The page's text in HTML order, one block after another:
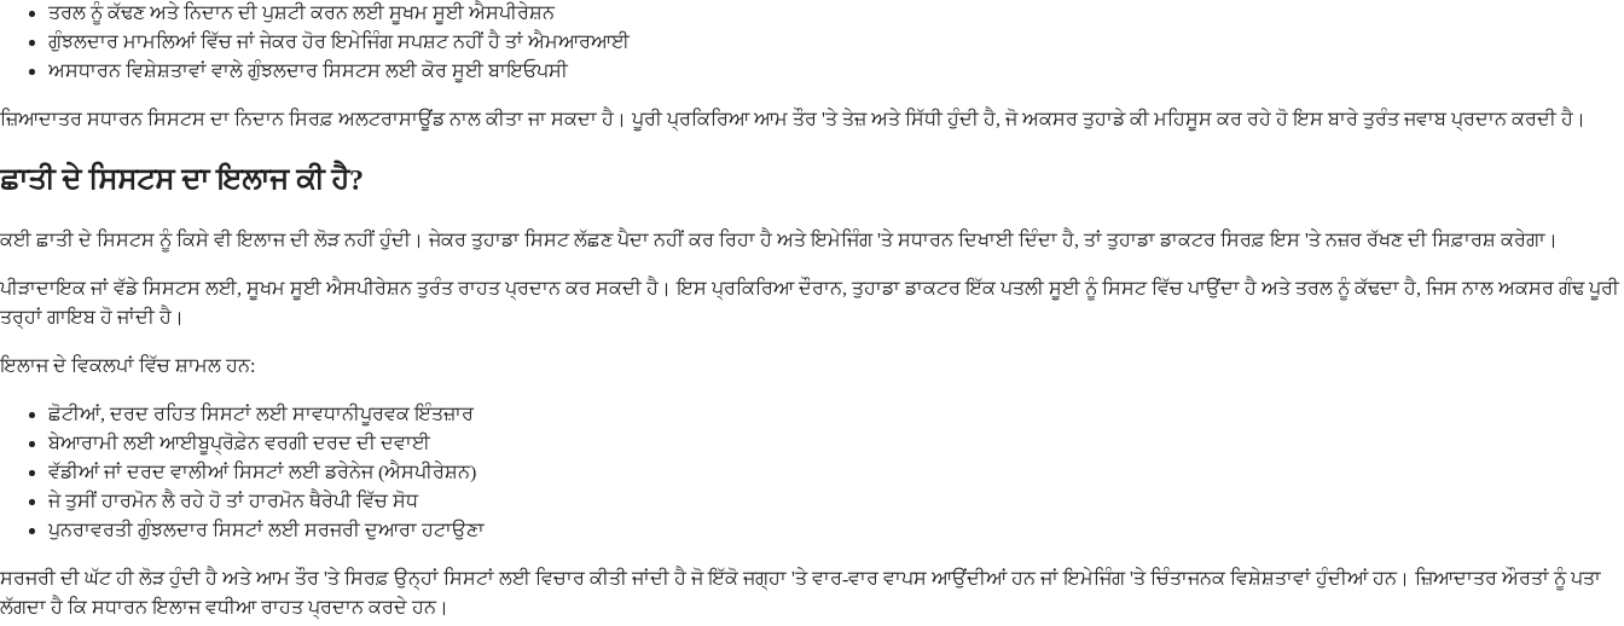
ਤਰਲ ਨੂੰ ਕੱਢਣ ਅਤੇ ਨਿਦਾਨ ਦੀ ਪੁਸ਼ਟੀ ਕਰਨ ਲਈ ਸੂਖਮ ਸੂਈ ਐਸਪੀਰੇਸ਼ਨ
ਗੁੰਝਲਦਾਰ ਮਾਮਲਿਆਂ ਵਿੱਚ ਜਾਂ ਜੇਕਰ ਹੋਰ ਇਮੇਜਿੰਗ ਸਪਸ਼ਟ ਨਹੀਂ ਹੈ ਤਾਂ ਐਮਆਰਆਈ
ਅਸਧਾਰਨ ਵਿਸ਼ੇਸ਼ਤਾਵਾਂ ਵਾਲੇ ਗੁੰਝਲਦਾਰ ਸਿਸਟਸ ਲਈ ਕੋਰ ਸੂਈ ਬਾਇਓਪਸੀ
ਜ਼ਿਆਦਾਤਰ ਸਧਾਰਨ ਸਿਸਟਸ ਦਾ ਨਿਦਾਨ ਸਿਰਫ਼ ਅਲਟਰਾਸਾਊਂਡ ਨਾਲ ਕੀਤਾ ਜਾ ਸਕਦਾ ਹੈ। ਪੂਰੀ ਪ੍ਰਕਿਰਿਆ ਆਮ ਤੌਰ 'ਤੇ ਤੇਜ਼ ਅਤੇ ਸਿੱਧੀ ਹੁੰਦੀ ਹੈ, ਜੋ ਅਕਸਰ ਤੁਹਾਡੇ ਕੀ ਮਹਿਸੂਸ ਕਰ ਰਹੇ ਹੋ ਇਸ ਬਾਰੇ ਤੁਰੰਤ ਜਵਾਬ ਪ੍ਰਦਾਨ ਕਰਦੀ ਹੈ।
ਛਾਤੀ ਦੇ ਸਿਸਟਸ ਦਾ ਇਲਾਜ ਕੀ ਹੈ?
ਕਈ ਛਾਤੀ ਦੇ ਸਿਸਟਸ ਨੂੰ ਕਿਸੇ ਵੀ ਇਲਾਜ ਦੀ ਲੋੜ ਨਹੀਂ ਹੁੰਦੀ। ਜੇਕਰ ਤੁਹਾਡਾ ਸਿਸਟ ਲੱਛਣ ਪੈਦਾ ਨਹੀਂ ਕਰ ਰਿਹਾ ਹੈ ਅਤੇ ਇਮੇਜਿੰਗ 'ਤੇ ਸਧਾਰਨ ਦਿਖਾਈ ਦਿੰਦਾ ਹੈ, ਤਾਂ ਤੁਹਾਡਾ ਡਾਕਟਰ ਸਿਰਫ਼ ਇਸ 'ਤੇ ਨਜ਼ਰ ਰੱਖਣ ਦੀ ਸਿਫ਼ਾਰਸ਼ ਕਰੇਗਾ।
ਪੀੜਾਦਾਇਕ ਜਾਂ ਵੱਡੇ ਸਿਸਟਸ ਲਈ, ਸੂਖਮ ਸੂਈ ਐਸਪੀਰੇਸ਼ਨ ਤੁਰੰਤ ਰਾਹਤ ਪ੍ਰਦਾਨ ਕਰ ਸਕਦੀ ਹੈ। ਇਸ ਪ੍ਰਕਿਰਿਆ ਦੌਰਾਨ, ਤੁਹਾਡਾ ਡਾਕਟਰ ਇੱਕ ਪਤਲੀ ਸੂਈ ਨੂੰ ਸਿਸਟ ਵਿੱਚ ਪਾਉਂਦਾ ਹੈ ਅਤੇ ਤਰਲ ਨੂੰ ਕੱਢਦਾ ਹੈ, ਜਿਸ ਨਾਲ ਅਕਸਰ ਗੰਢ ਪੂਰੀ
ਤਰ੍ਹਾਂ ਗਾਇਬ ਹੋ ਜਾਂਦੀ ਹੈ।
ਇਲਾਜ ਦੇ ਵਿਕਲਪਾਂ ਵਿੱਚ ਸ਼ਾਮਲ ਹਨ:
ਛੋਟੀਆਂ, ਦਰਦ ਰਹਿਤ ਸਿਸਟਾਂ ਲਈ ਸਾਵਧਾਨੀਪੂਰਵਕ ਇੰਤਜ਼ਾਰ
ਬੇਆਰਾਮੀ ਲਈ ਆਈਬੂਪ੍ਰੋਫ਼ੇਨ ਵਰਗੀ ਦਰਦ ਦੀ ਦਵਾਈ
ਵੱਡੀਆਂ ਜਾਂ ਦਰਦ ਵਾਲੀਆਂ ਸਿਸਟਾਂ ਲਈ ਡਰੇਨੇਜ (ਐਸਪੀਰੇਸ਼ਨ)
ਜੇ ਤੁਸੀਂ ਹਾਰਮੋਨ ਲੈ ਰਹੇ ਹੋ ਤਾਂ ਹਾਰਮੋਨ ਥੈਰੇਪੀ ਵਿੱਚ ਸੋਧ
ਪੁਨਰਾਵਰਤੀ ਗੁੰਝਲਦਾਰ ਸਿਸਟਾਂ ਲਈ ਸਰਜਰੀ ਦੁਆਰਾ ਹਟਾਉਣਾ
ਸਰਜਰੀ ਦੀ ਘੱਟ ਹੀ ਲੋੜ ਹੁੰਦੀ ਹੈ ਅਤੇ ਆਮ ਤੌਰ 'ਤੇ ਸਿਰਫ਼ ਉਨ੍ਹਾਂ ਸਿਸਟਾਂ ਲਈ ਵਿਚਾਰ ਕੀਤੀ ਜਾਂਦੀ ਹੈ ਜੋ ਇੱਕੋ ਜਗ੍ਹਾ 'ਤੇ ਵਾਰ-ਵਾਰ ਵਾਪਸ ਆਉਂਦੀਆਂ ਹਨ ਜਾਂ ਇਮੇਜਿੰਗ 'ਤੇ ਚਿੰਤਾਜਨਕ ਵਿਸ਼ੇਸ਼ਤਾਵਾਂ ਹੁੰਦੀਆਂ ਹਨ। ਜ਼ਿਆਦਾਤਰ ਔਰਤਾਂ ਨੂੰ ਪਤਾ
ਲੱਗਦਾ ਹੈ ਕਿ ਸਧਾਰਨ ਇਲਾਜ ਵਧੀਆ ਰਾਹਤ ਪ੍ਰਦਾਨ ਕਰਦੇ ਹਨ।